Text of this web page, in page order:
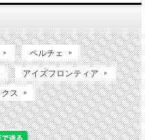
ペルチェ
アイズフロンティア
ス